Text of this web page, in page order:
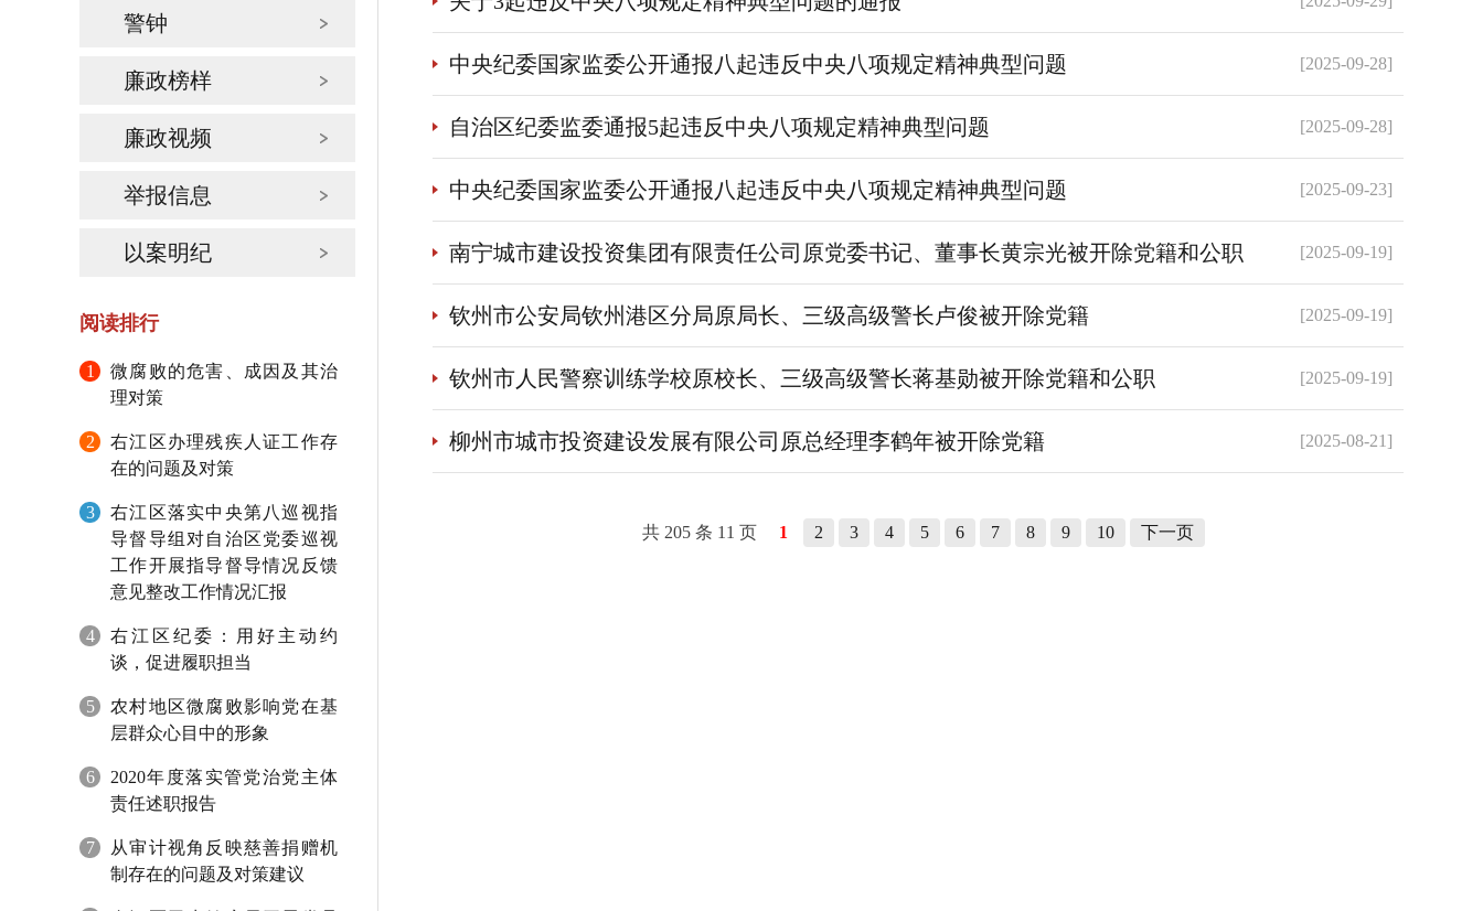
警钟
廉政榜样
廉政视频
举报信息
以案明纪
阅读排行
1
微腐败的危害、成因及其治
理对策
2
右江区办理残疾人证工作存
在的问题及对策
3
右江区落实中央第八巡视指
导督导组对自治区党委巡视
工作开展指导督导情况反馈
意见整改工作情况汇报
4
右江区纪委：用好主动约
谈，促进履职担当
5
农村地区微腐败影响党在基
层群众心目中的形象
6
2020年度落实管党治党主体
责任述职报告
7
从审计视角反映慈善捐赠机
制存在的问题及对策建议
[2025-09-28]
中央纪委国家监委公开通报八起违反中央八项规定精神典型问题
[2025-09-28]
自治区纪委监委通报5起违反中央八项规定精神典型问题
[2025-09-23]
中央纪委国家监委公开通报八起违反中央八项规定精神典型问题
[2025-09-19]
南宁城市建设投资集团有限责任公司原党委书记、董事长黄宗光被开除党籍和公职
[2025-09-19]
钦州市公安局钦州港区分局原局长、三级高级警长卢俊被开除党籍
[2025-09-19]
钦州市人民警察训练学校原校长、三级高级警长蒋基勋被开除党籍和公职
[2025-08-21]
柳州市城市投资建设发展有限公司原总经理李鹤年被开除党籍
共 205 条 11 页 1 2 3 4 5 6 7 8 9 10 下一页